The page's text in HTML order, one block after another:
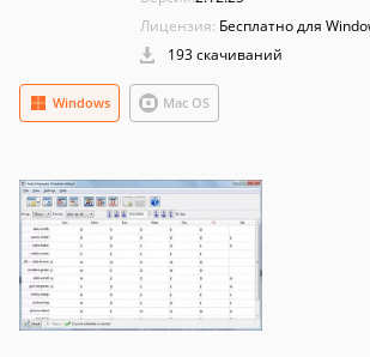
Лицензия: Бесплатно для
193 скачиваний
Mac OS
Windows